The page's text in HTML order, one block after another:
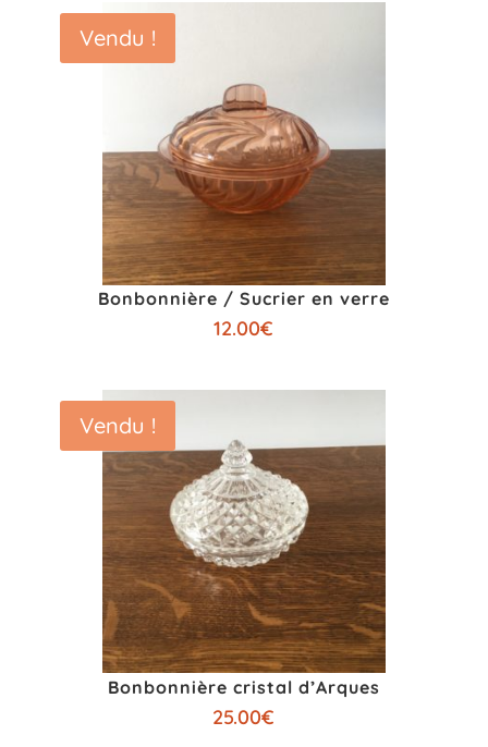
Bonbonnière / Sucrier en verre
12.00€
Vendu !
Bonbonnière cristal d’Arques
25.00€
Vendu !